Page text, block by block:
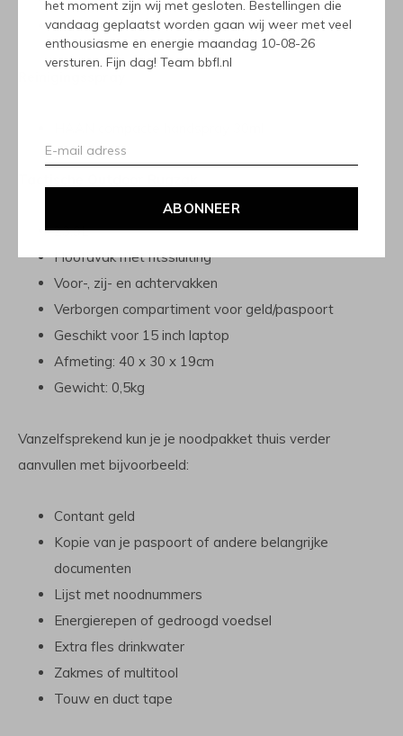
het moment zijn wij met gesloten. Bestellingen die
vandaag geplaatst worden gaan wij weer met veel
enthousiasme en energie maandag 10-08-26
versturen. Fijn dag! Team bbfl.nl
ABONNEER
Aansteker
23,9L
Hoofdvak met ritssluiting
Voor-, zij- en achtervakken
Verborgen compartiment voor geld/paspoort
Geschikt voor 15 inch laptop
Afmeting: 40 x 30 x 19cm
Gewicht: 0,5kg
Vanzelfsprekend kun je je noodpakket thuis verder
aanvullen met bijvoorbeeld:
Contant geld
Kopie van je paspoort of andere belangrijke
documenten
Lijst met noodnummers
Energierepen of gedroogd voedsel
Extra fles drinkwater
Zakmes of multitool
Touw en duct tape